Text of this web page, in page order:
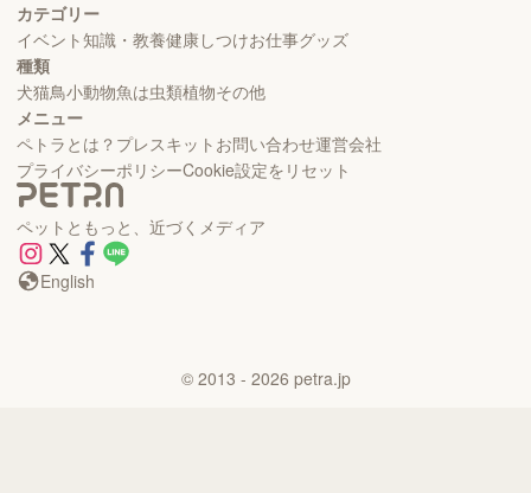
カテゴリー
イベント知識・教養健康しつけお仕事グッズ
種類
犬猫鳥小動物魚は虫類植物その他
メニュー
ペトラとは？ プレスキット お問い合わせ運営会社
プライバシーポリシーCookie設定をリセット
ペットともっと、近づくメディア
English
© 2013 - 2026 petra.jp